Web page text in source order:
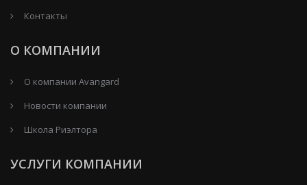
Контакты
О КОМПАНИИ
О компании Avangard
Новости компании
Школа Риэлтора
УСЛУГИ КОМПАНИИ